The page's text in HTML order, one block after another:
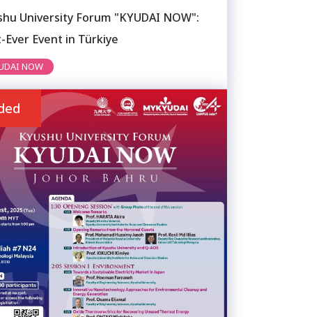
University Forum "KYUDAI NOW":
Ever Event in Türkiye
NOW